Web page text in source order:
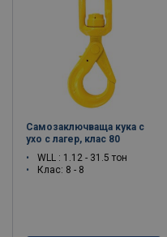
Самозаключваща кука с
ухо с лагер, клас 80
WLL : 1.12 - 31.5 тон
Клас: 8 - 8